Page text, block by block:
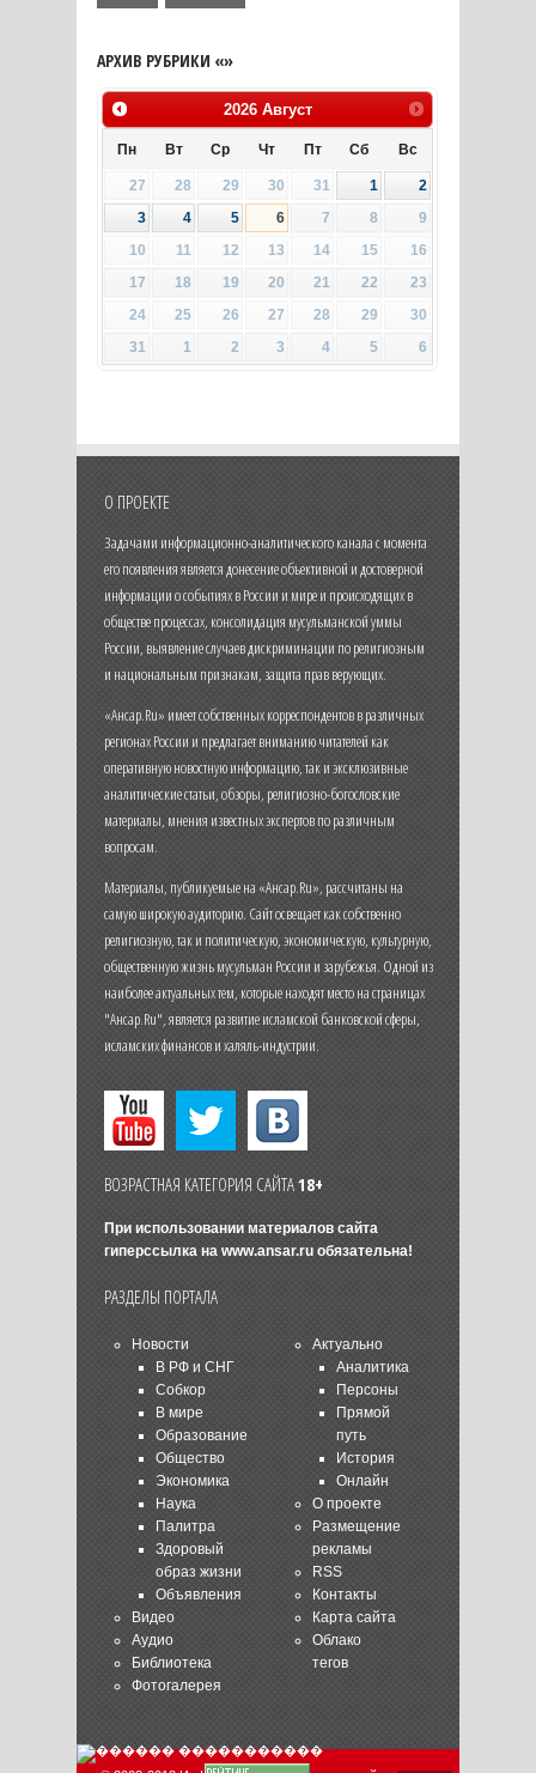
АРХИВ РУБРИКИ «»
2026 Август
Пн Вт Ср Чт Пт Сб Вс
27 28 29 30 31 1
2
3
4 5 6 7 8
9
10
11 12 13 14 15
16
17
18 19 20 21 22
23
24
25 26 27 28 29
30
31
1 2 3 4 5 6
О ПРОЕКТЕ
Задачами информационно-аналитического канала с момента
его появления является донесение объективной и достоверной
информации о событиях в России и мире и происходящих в
обществе процессах, консолидация мусульманской уммы
России, выявление случаев дискриминации по религиозным
и национальным признакам, защита прав верующих.
«Ансар.Ru» имеет собственных корреспондентов в различных
регионах России и предлагает вниманию читателей как
оперативную новостную информацию, так и эксклюзивные
аналитические статьи, обзоры, религиозно-богословские
материалы, мнения известных экспертов по различным
вопросам.
Материалы, публикуемые на «Ансар.Ru», рассчитаны на
самую широкую аудиторию. Сайт освещает как собственно
религиозную, так и политическую, экономическую, культурную,
общественную жизнь мусульман России и зарубежья. Одной из
наиболее актуальных тем, которые находят место на страницах
"Ансар.Ru", является развитие исламской банковской сферы,
исламских финансов и халяль-индустрии.
ВОЗРАСТНАЯ КАТЕГОРИЯ САЙТА18+
При использовании материалов сайта
гиперссылка на www.ansar.ruобязательна!
РАЗДЕЛЫ ПОРТАЛА
Новости
В РФ и СНГ
Собкор
В мире
Образование
Общество
Экономика
Наука
Палитра
Здоровый
образ жизни
Объявления
Видео
Аудио
Библиотека
Фотогалерея
Актуально
Аналитика
Персоны
Прямой
путь
История
Онлайн
О проекте
Размещение
рекламы
RSS
Контакты
Карта сайта
Облако
тегов